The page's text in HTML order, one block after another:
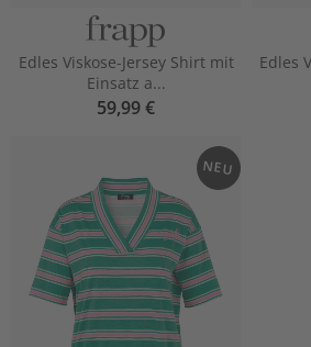
Edles Viskose-Jersey Shirt mit
Einsatz a...
59,99 €
Edles
NEU